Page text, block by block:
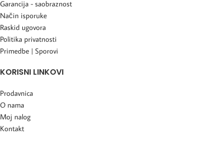
Garancija - saobraznost
Način isporuke
Raskid ugovora
Politika privatnosti
Primedbe | Sporovi
KORISNI LINKOVI
Prodavnica
O nama
Moj nalog
Kontakt